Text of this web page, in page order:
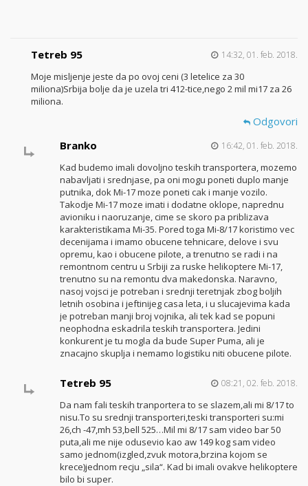
Tetreb 95 14:32, 01. feb. 2018.
Moje misljenje jeste da po ovoj ceni (3 letelice za 30
miliona)Srbija bolje da je uzela tri 412-tice,nego 2 mil mi17 za 26
miliona.
Odgovori
Branko
16:42, 01. feb. 2018.
Kad budemo imali dovoljno teskih transportera, mozemo
nabavljati i srednjase, pa oni mogu poneti duplo manje
putnika, dok Mi-17 moze poneti cak i manje vozilo.
Takodje Mi-17 moze imati i dodatne oklope, naprednu
avioniku i naoruzanje, cime se skoro pa priblizava
karakteristikama Mi-35. Pored toga Mi-8/17 koristimo vec
decenijama i imamo obucene tehnicare, delove i svu
opremu, kao i obucene pilote, a trenutno se radi i na
remontnom centru u Srbiji za ruske helikoptere Mi-17,
trenutno su na remontu dva makedonska. Naravno,
nasoj vojsci je potreban i srednji teretnjak zbog boljih
letnih osobina i jeftinijeg casa leta, i u slucajevima kada
je potreban manji broj vojnika, ali tek kad se popuni
neophodna eskadrila teskih transportera. Jedini
konkurent je tu mogla da bude Super Puma, ali je
znacajno skuplja i nemamo logistiku niti obucene pilote.
Tetreb 95 08:21, 02. feb. 2018.
Da nam fali teskih tranportera to se slazem,ali mi 8/17 to
nisu.To su srednji transporteri,teski transporteri su:mi
26,ch -47,mh 53,bell 525…Mil mi 8/17 sam video bar 50
puta,ali me nije odusevio kao aw 149 kog sam video
samo jednom(izgled,zvuk motora,brzina kojom se
krece)jednom recju „sila“. Kad bi imali ovakve helikoptere
bilo bi super.